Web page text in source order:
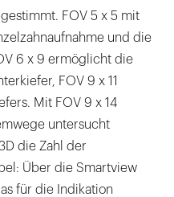
FOV 5 x 5 mit
und die
6 x 9 ermöglicht die
FOV 9 x 11
Mit FOV 9 x 14
untersucht
die Zahl der
Über die Smartview
für die Indikation